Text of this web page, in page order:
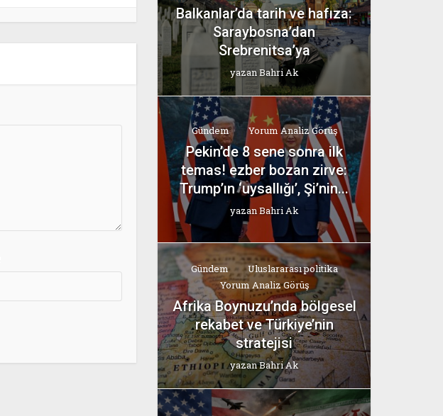
Balkanlar’da tarih ve hafıza:
Saraybosna’dan
Srebrenitsa’ya
yazanBahri Ak
Gündem Yorum Analiz Görüş
Pekin’de 8 sene sonra ilk
temas! ezber bozan zirve:
Trump’ın ‘uysallığı’, Şi’nin...
yazanBahri Ak
Gündem
Uluslararası politika
Yorum Analiz Görüş
Afrika Boynuzu’nda bölgesel
rekabet ve Türkiye’nin
stratejisi
yazanBahri Ak